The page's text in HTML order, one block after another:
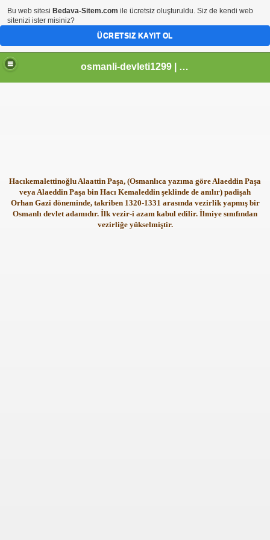
osmanli-devleti1299 | Osmanli Devleti | osmanli padisahlari | osmanli vezirleri | Osmanli Ansiklopedi Bilgileri
Hacıkemalettinoğlu Alaattin Paşa, (Osmanlıca yazıma göre Alaeddin Paşa
veya Alaeddin Paşa bin Hacı Kemaleddin şeklinde de anılır) padişah
Orhan Gazi döneminde, takriben 1320-1331 arasında vezirlik yapmış bir
Osmanlı devlet adamıdır. İlk vezir-i azam kabul edilir. İlmiye sınıfından
vezirliğe yükselmiştir.
Bu web sitesi Bedava-Sitem.com ile ücretsiz oluşturuldu. Siz de kendi web
sitenizi ister misiniz?
ÜCRETSIZ KAYIT OL